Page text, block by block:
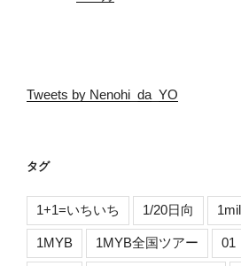
Tweets by Nenohi_da_YO
タグ
1+1=いちいち 1/20日向
1MYB 1MYB全国ツアー 01